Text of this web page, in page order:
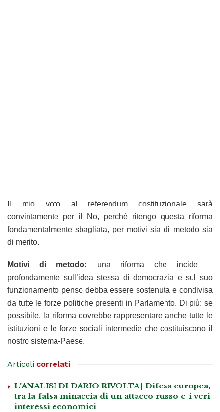
Il mio voto al referendum costituzionale sarà
convintamente per il No, perché ritengo questa riforma
fondamentalmente sbagliata, per motivi sia di metodo sia
di merito.
Motivi di metodo: una riforma che incide
profondamente sull’idea stessa di democrazia e sul suo
funzionamento penso debba essere sostenuta e condivisa
da tutte le forze politiche presenti in Parlamento. Di più: se
possibile, la riforma dovrebbe rappresentare anche tutte le
istituzioni e le forze sociali intermedie che costituiscono il
nostro sistema-Paese.
Articoli correlati
L’ANALISI DI DARIO RIVOLTA | Difesa europea,
tra la falsa minaccia di un attacco russo e i veri
interessi economici